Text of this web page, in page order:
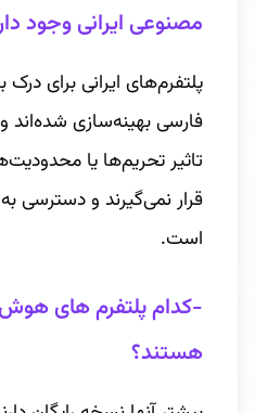
مصنوعی ایرانی وجود
پلتفرم‌های ایرانی برای
فارسی بهینه‌سازی شده‌اند
تاثیر تحریم‌ها یا
قرار نمی‌گیرند و دسترسی به
است.
-کدام پلتفرم های
هستند؟